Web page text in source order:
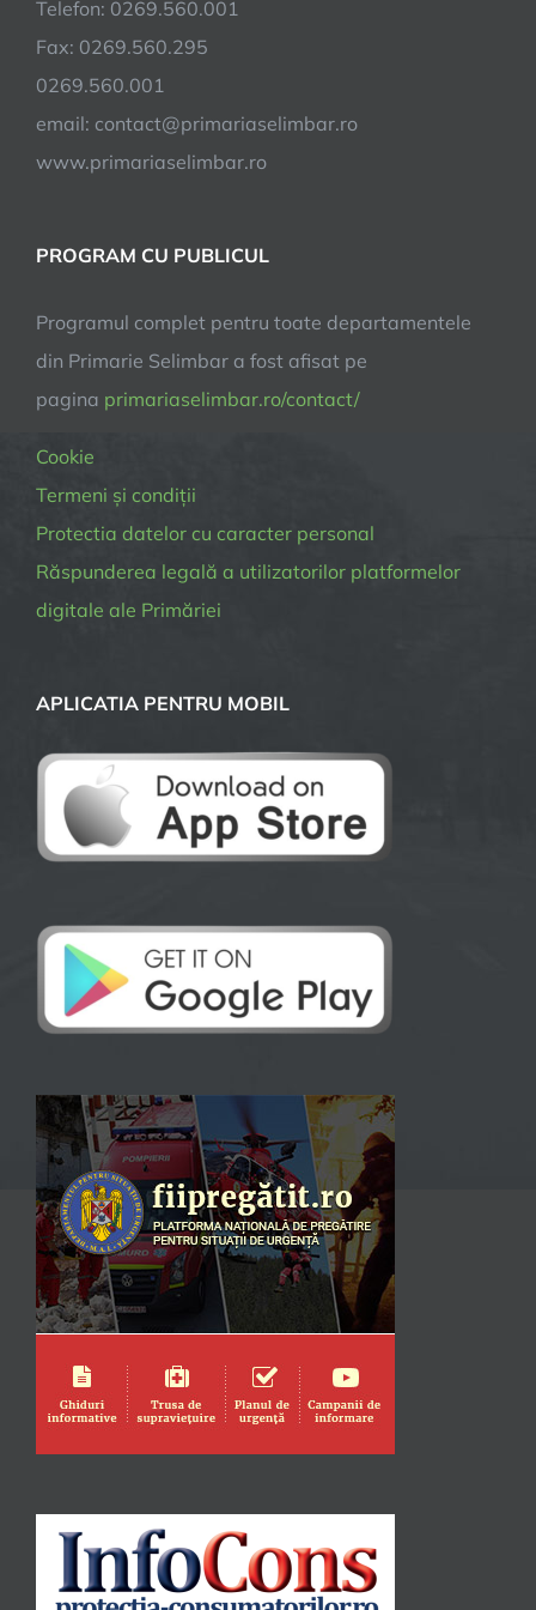
Telefon: 0269.560.001
Fax: 0269.560.295
0269.560.001
email: contact@primariaselimbar.ro
www.primariaselimbar.ro
PROGRAM CU PUBLICUL
Programul complet pentru toate departamentele
din Primarie Selimbar a fost afisat pe
pagina primariaselimbar.ro/contact/
Cookie
Termeni și condiții
Protectia datelor cu caracter personal
Răspunderea legală a utilizatorilor platformelor
digitale ale Primăriei
APLICATIA PENTRU MOBIL